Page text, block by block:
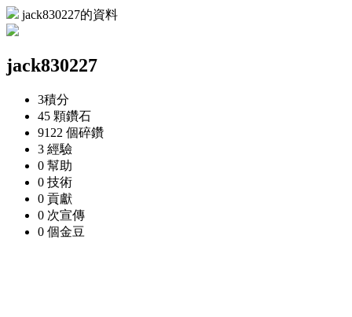
jack830227的資料
jack830227
3積分
45 顆鑽石
9122 個碎鑽
3 經驗
0 幫助
0 技術
0 貢獻
0 次宣傳
0 個金豆